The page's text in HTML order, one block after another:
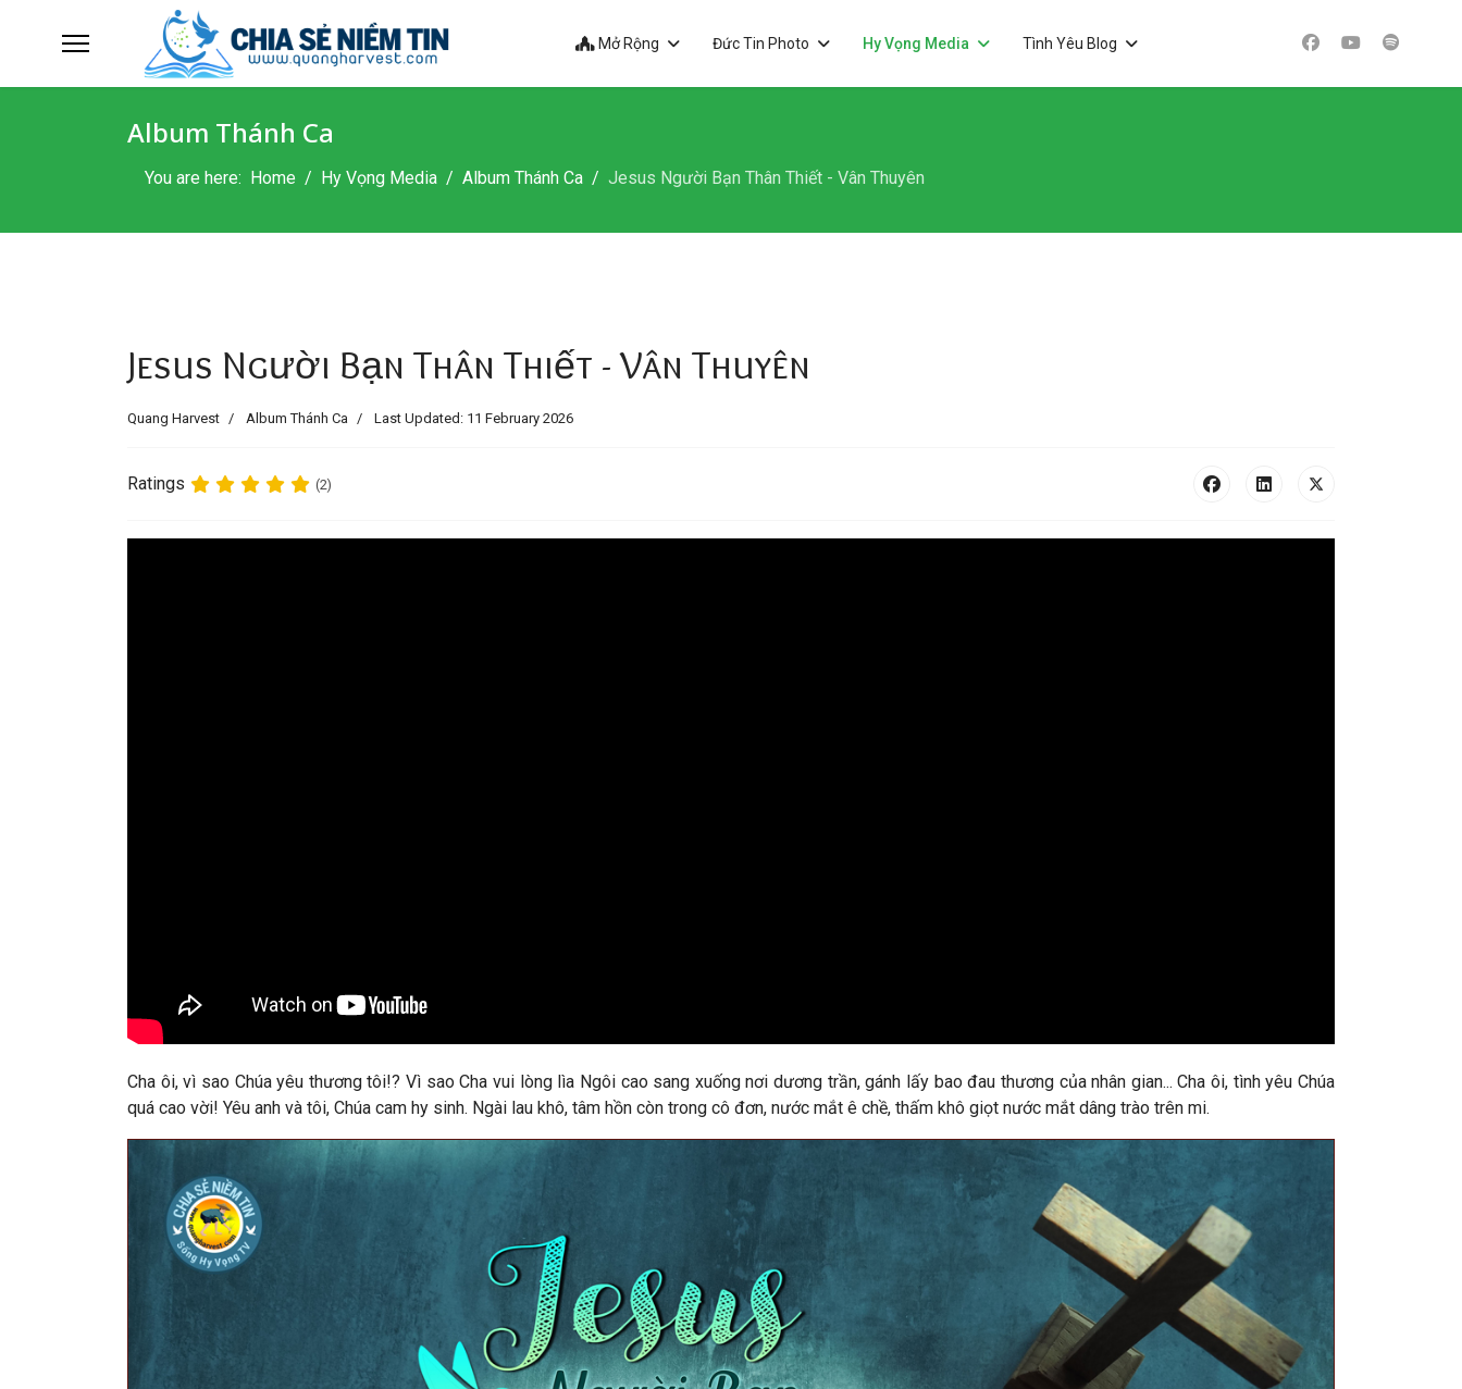
Mở Rộng Đức Tin Photo Hy Vọng Media Tình Yêu Blog
Album Thánh Ca
You are here: Home Hy Vọng Media Album Thánh Ca Jesus Người Bạn Thân Thiết - Vân Thuyên
Jesus Người Bạn Thân Thiết - Vân Thuyên
Quang Harvest Album Thánh Ca Last Updated: 11 February 2026
Ratings (2)
Cha ôi, vì sao Chúa yêu thương tôi!? Vì sao Cha vui lòng lìa Ngôi cao sang xuống nơi dương trần, gánh lấy bao đau thương của nhân gian... Cha ôi, tình yêu Chúa
quá cao vời! Yêu anh và tôi, Chúa cam hy sinh. Ngài lau khô, tâm hồn còn trong cô đơn, nước mắt ê chề, thấm khô giọt nước mắt dâng trào trên mi.